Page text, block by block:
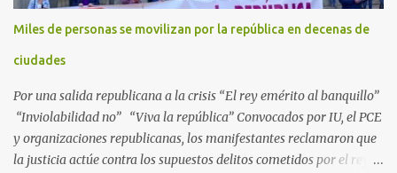
separadas del llamado 'caso Defex', que investiga once ventas
ejecutadas en este periodo, y atribuye a José Ignacio Encinas
Charro, presidente de la compañía pública hasta 2013, los
Miles de personas se movilizan por la república en decenas de
ciudades
Por una salida republicana a la crisis “El rey emérito al banquillo”
“Inviolabilidad no” “Viva la república” Convocados por IU, el PCE
y organizaciones republicanas, los manifestantes reclamaron que
la justicia actúe contra los supuestos delitos cometidos por el rey